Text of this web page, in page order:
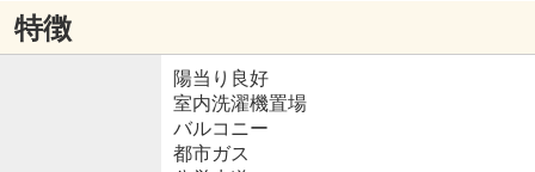
特徴
陽当り良好
室内洗濯機置場
バルコニー
都市ガス